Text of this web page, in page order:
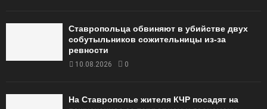
Ставропольца обвиняют в убийстве двух
собутыльников сожительницы из-за
ревности
10.08.2026 0
На Ставрополье жителя КЧР посадят на